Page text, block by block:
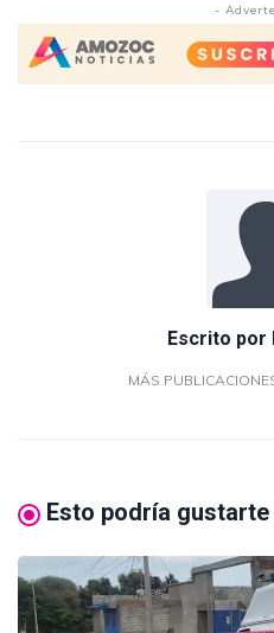
-
Escrito por
MÁS
Esto podría gustarte